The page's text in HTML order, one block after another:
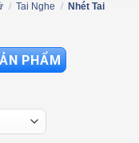
/ Tai Nghe / Nhét Tai
PHẨM